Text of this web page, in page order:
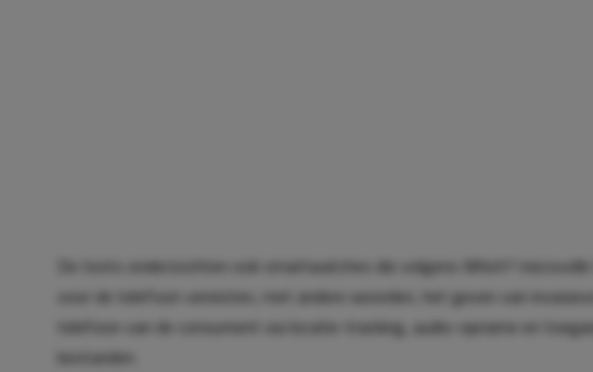
De tests onderzochten ook smartwatches die volgens Which?
voor de telefoon vereisten, met andere woorden, het geven van
telefoon van de consument via locatie-tracking, audio-opname en
bestanden.